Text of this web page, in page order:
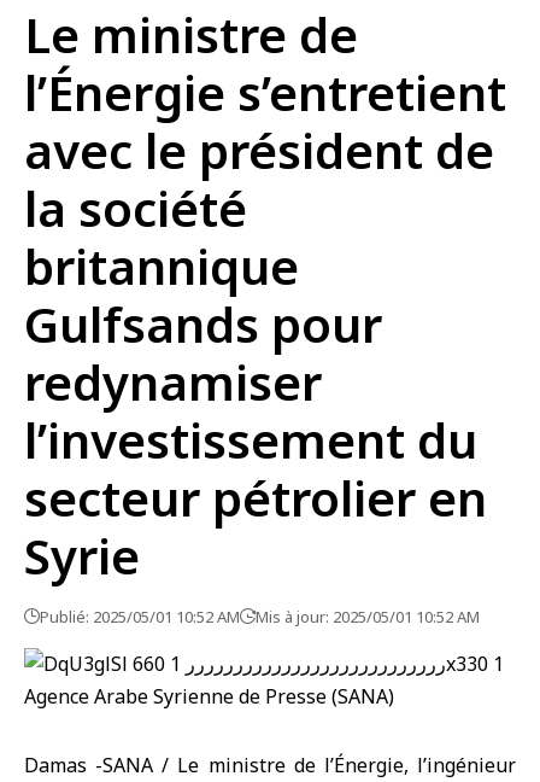
Le ministre de
l’Énergie s’entretient
avec le président de
la société
britannique
Gulfsands pour
redynamiser
l’investissement du
secteur pétrolier en
Syrie
Publié: 2025/05/01 10:52 AM Mis à jour: 2025/05/01 10:52 AM
Damas -SANA / Le ministre de l’Énergie, l’ingénieur